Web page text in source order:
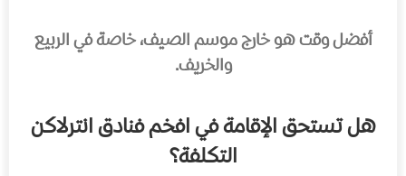
أفضل وقت هو خارج موسم الصيف، خاصة في الربيع
والخريف.
هل تستحق الإقامة في افخم فنادق انترلاكن
التكلفة؟